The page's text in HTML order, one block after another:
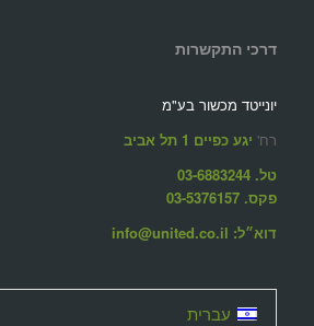
דרכי התקשרות
יונייטד מכשור בע"מ
רח' יגע כפיים 1 תל אביב
טל. 03-6883244
פקס. 03-5376157
דוא״ל: info@united.co.il
עברית